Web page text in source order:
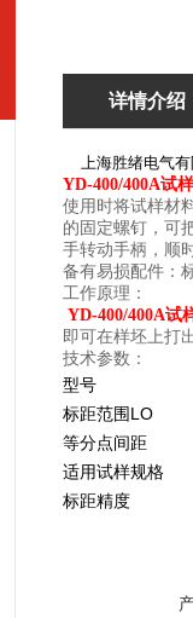
详情介绍
上海胜绪电气
YD-400/400A试
使用时将试样材
的固定螺钉，可
手转动手柄，顺
备有易损配件：
工作原理：
YD-400/400A试
即可在样坯上打
技术参数：
型号
标距范围LO
等分点间距
适用试样规格
标距精度